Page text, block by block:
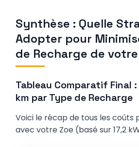
Synthèse : Quelle
Adopter pour
de Recharge de votre
Tableau Comparatif Final
km par Type de Recharge
Voici le récap de tous les coûts
avec votre Zoe (basé sur 17,2